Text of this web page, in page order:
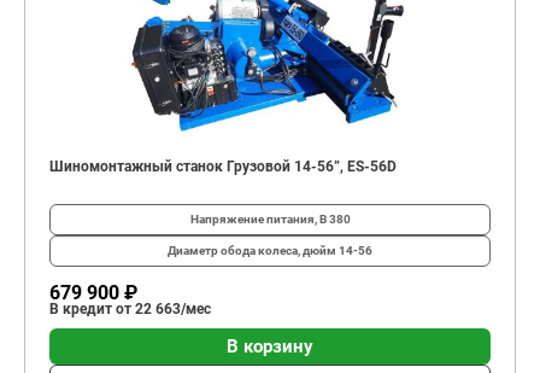
Шиномонтажный станок Грузовой 14-56”, ES-56D
Напряжение питания, В380
Диаметр обода колеса, дюйм 14-56
679 900 ₽
В кредит от 22 663/мес
В корзину